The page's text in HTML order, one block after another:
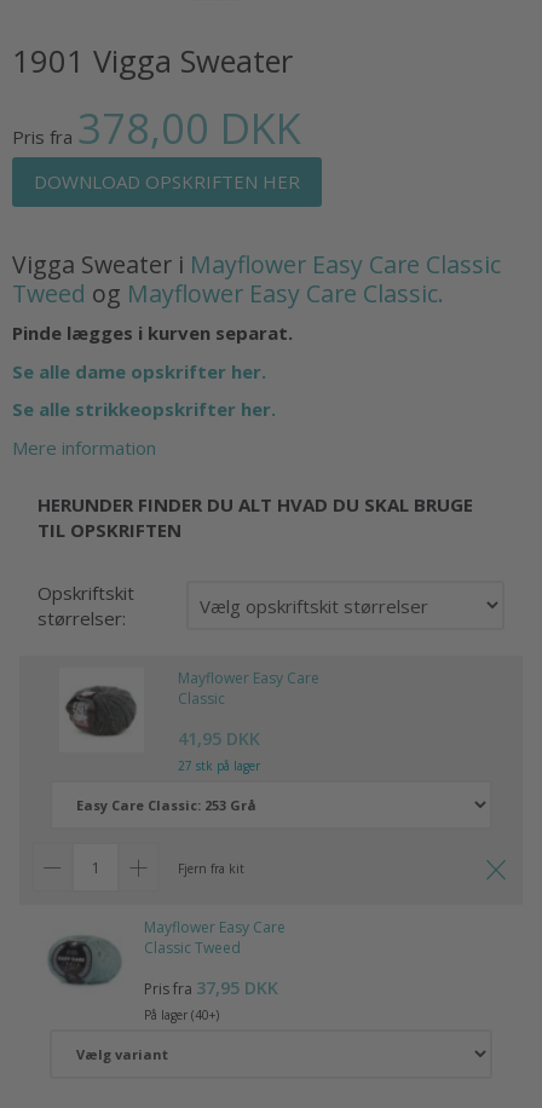
1901 Vigga Sweater
Pris fra 378,00 DKK
DOWNLOAD OPSKRIFTEN HER
Vigga Sweater i Mayflower Easy Care Classic
Tweed og Mayflower Easy Care Classic.
Pinde lægges i kurven separat.
Se alle dame opskrifter her.
Se alle strikkeopskrifter her.
Mere information
HERUNDER FINDER DU ALT HVAD DU SKAL BRUGE
TIL OPSKRIFTEN
Opskriftskit
størrelser:
Mayflower Easy Care
Classic
41,95 DKK
27 stk på lager
Fjern fra kit
Mayflower Easy Care
Classic Tweed
Pris fra 37,95 DKK
På lager (40+)